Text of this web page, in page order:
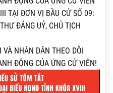
TẠI ĐƠN VỊ BẦU CỬ SỐ 09:
ĐẢNG UỶ, CHỦ TỊCH
NHÂN DÂN THEO DÕI
ĐỘNG CỦA ỨNG CỬ VIÊN!